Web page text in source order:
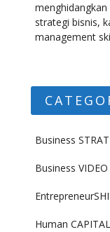
strategi bisnis,
management
Business
Business VIDEO
Human CAPITAL